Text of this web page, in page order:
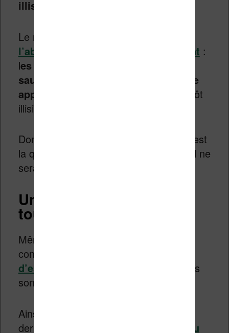
illisible un jour ou l’autre
Le récent exemple de
l’abandon de sa librairie est éloquent :
les lecteurs ne peuvent pas
sauvegarder leurs livres sur un autre
appareil
. Au final, ils deviendront bientôt
illisibles !
Donc un ebook protégé par un DRM c’est
la quasi-certitude qu’un jour ou l’autre il ne
sera plus lisible…
Un développement
toujours présent
Même si les DRM sont chahutés et
controversés (à lire :
d’espionnage incroyable d’Adobe
), ils
sont toujours bien présent.
Ainsi, nous avons appris en novembre
dernier que Sony préparait
un nouveau